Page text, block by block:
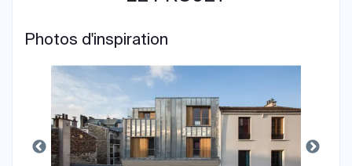
Photos d'inspiration